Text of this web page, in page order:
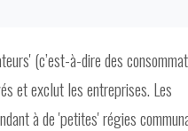
(c’est-à-dire des
et exclut les entreprises. Les
à de 'petites' régies